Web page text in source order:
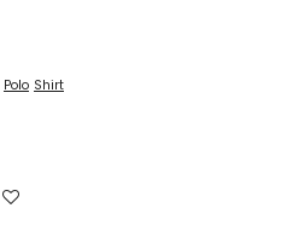
Polo Shirt